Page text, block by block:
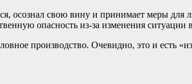
осознал свою вину и принимает меры
опасность из-за изменения ситуации
производство. Очевидно, это и есть